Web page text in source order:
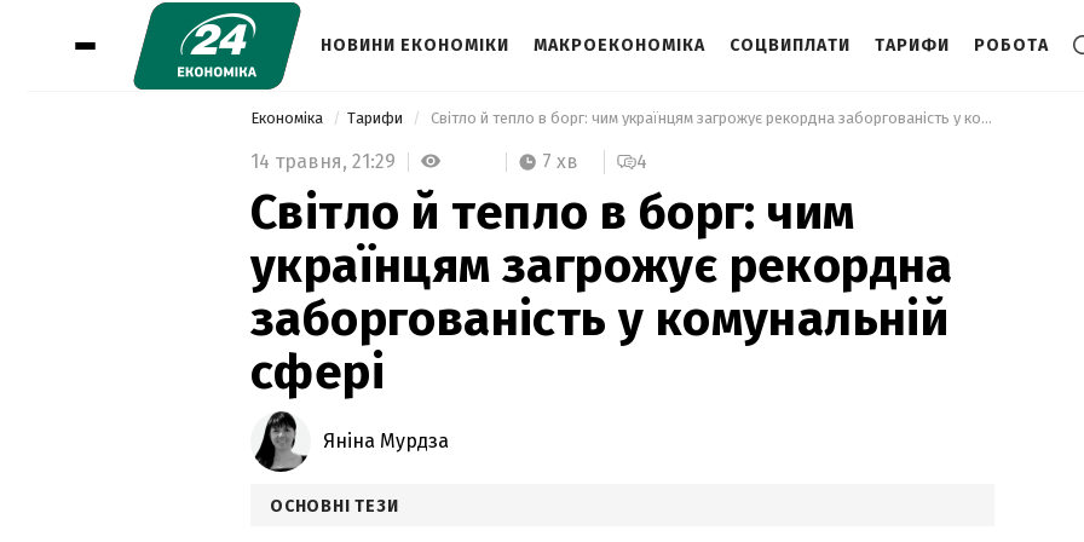
НОВИНИ ЕКОНОМІКИ МАКРОЕКОНОМІКА СОЦВИПЛАТИ ТАРИФИ РОБОТА
Економіка Тарифи Світло й тепло в борг: чим українцям загрожує рекордна заборгованість у комунальній сфері
14 травня, 21:29 7 хв 4
Світло й тепло в борг: чим
українцям загрожує рекордна
заборгованість у комунальній
сфері
Яніна Мурдза
ОСНОВНІ ТЕЗИ